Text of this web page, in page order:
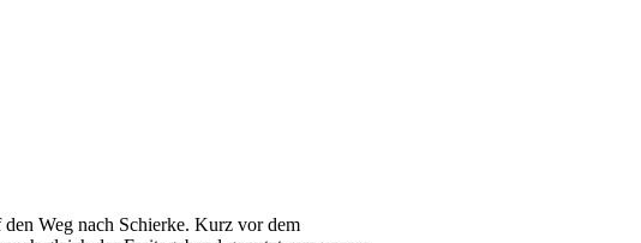
Weg nach Schierke. Kurz vor dem